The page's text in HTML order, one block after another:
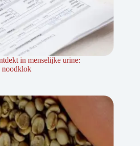
in menselijke urine:
noodklok